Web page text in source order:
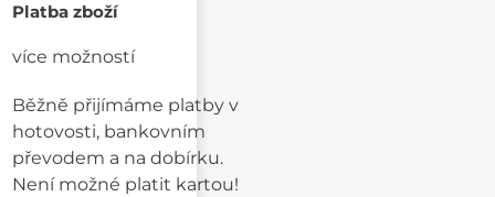
Platba zboží
více možností
Běžně přijímáme platby v
hotovosti, bankovním
převodem a na dobírku.
Není možné platit kartou!